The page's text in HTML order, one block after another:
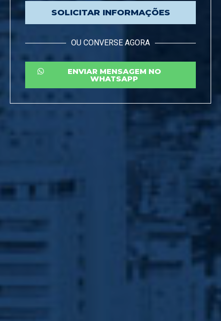
SOLICITAR INFORMAÇÕES
OU CONVERSE AGORA
ENVIAR MENSAGEM NO
WHATSAPP